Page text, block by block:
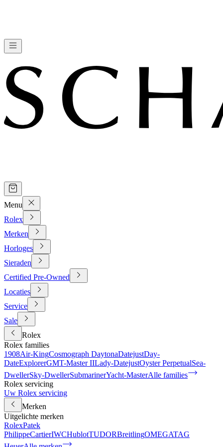
Menu
Rolex
Merken
Horloges
Sieraden
Certified Pre-Owned
Locaties
Service
Sale
Rolex
Rolex families
1908Air-KingCosmograph DaytonaDatejustDay-
DateExplorerGMT-Master IILady-DatejustOyster PerpetualSea-
DwellerSky-DwellerSubmarinerYacht-MasterAlle families
Rolex servicing
Uw Rolex servicing
Merken
Uitgelichte merken
RolexPatek
PhilippeCartierIWCHublotTUDORBreitlingOMEGATAG